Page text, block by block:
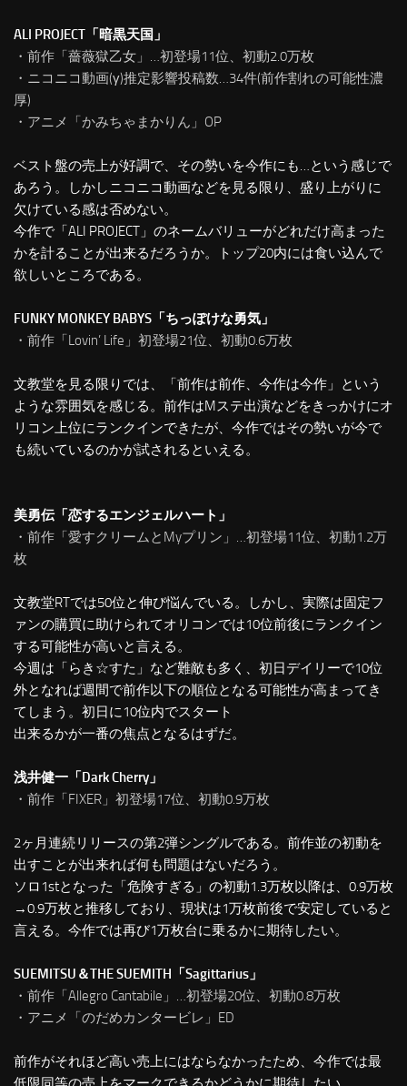
ALI PROJECT「暗黒天国」
・前作「薔薇獄乙女」…初登場11位、初動2.0万枚
・ニコニコ動画(γ)推定影響投稿数…34件(前作割れの可能性濃
厚)
・アニメ「かみちゃまかりん」OP
ベスト盤の売上が好調で、その勢いを今作にも…という感じで
あろう。しかしニコニコ動画などを見る限り、盛り上がりに
欠けている感は否めない。
今作で「ALI PROJECT」のネームバリューがどれだけ高まった
かを計ることが出来るだろうか。トップ20内には食い込んで
欲しいところである。
FUNKY MONKEY BABYS「ちっぽけな勇気」
・前作「Lovin’ Life」初登場21位、初動0.6万枚
文教堂を見る限りでは、「前作は前作、今作は今作」という
ような雰囲気を感じる。前作はMステ出演などをきっかけにオ
リコン上位にランクインできたが、今作ではその勢いが今で
も続いているのかが試されるといえる。
美勇伝「恋するエンジェルハート」
・前作「愛すクリームとMyプリン」…初登場11位、初動1.2万
枚
文教堂RTでは50位と伸び悩んでいる。しかし、実際は固定フ
ァンの購買に助けられてオリコンでは10位前後にランクイン
する可能性が高いと言える。
今週は「らき☆すた」など難敵も多く、初日デイリーで10位
外となれば週間で前作以下の順位となる可能性が高まってき
てしまう。初日に10位内でスタート
出来るかが一番の焦点となるはずだ。
浅井健一「Dark Cherry」
・前作「FIXER」初登場17位、初動0.9万枚
2ヶ月連続リリースの第2弾シングルである。前作並の初動を
出すことが出来れば何も問題はないだろう。
ソロ1stとなった「危険すぎる」の初動1.3万枚以降は、0.9万枚
→0.9万枚と推移しており、現状は1万枚前後で安定していると
言える。今作では再び1万枚台に乗るかに期待したい。
SUEMITSU＆THE SUEMITH「Sagittarius」
・前作「Allegro Cantabile」…初登場20位、初動0.8万枚
・アニメ「のだめカンタービレ」ED
前作がそれほど高い売上にはならなかったため、今作では最